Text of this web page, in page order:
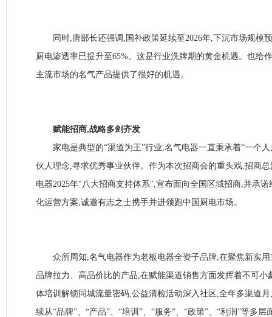
同时,唐部长还强调,国补政策延续至2026年,下沉市场规模预
厨电渗透率已提升至65%。这是行业洗牌期的黄金机遇。也给
主流市场的名气产品提供了很好的机遇。
赋能招商,战略多剑齐发
家电是典型的“渠道为王”行业,名气电器一直秉承着“一个人
伙人理念,寻求优秀事业伙伴。作为本次招商会的重头戏,招商
电器2025年"八大招商支持体系",宣布面向全国区域招商,并承诺
化运营方案,诚邀有志之士携手并进领跑中国厨电市场。
众所周知,名气电器作为老板电器全资子品牌,在聚焦新实用
品牌拉力、高品价比的产品,在赋能渠道销售方面发挥着不可小
体培训解锁同城流量密码,公益清检活动深入社区,全年多渠道
续从“品牌”、“产品”、“培训”、“服务”、“政策”、“利润”等多